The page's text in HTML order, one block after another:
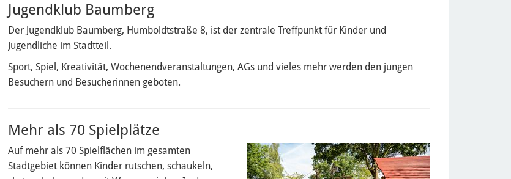
Jugendklub Baumberg
Der Jugendklub Baumberg, Humboldtstraße 8, ist der zentrale Treffpunkt für Kinder und
Jugendliche im Stadtteil.
Sport, Spiel, Kreativität, Wochenendveranstaltungen, AGs und vieles mehr werden den jungen
Besuchern und Besucherinnen geboten.
Mehr als 70 Spielplätze
Auf mehr als 70 Spielflächen im gesamten
Stadtgebiet können Kinder rutschen, schaukeln,